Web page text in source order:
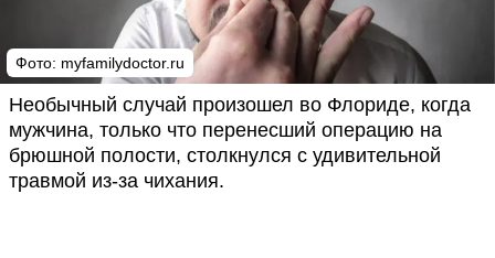
Фото: myfamilydoctor.ru
Необычный случай произошел во Флориде, когда
мужчина, только что перенесший операцию на
брюшной полости, столкнулся с удивительной
травмой из-за чихания.